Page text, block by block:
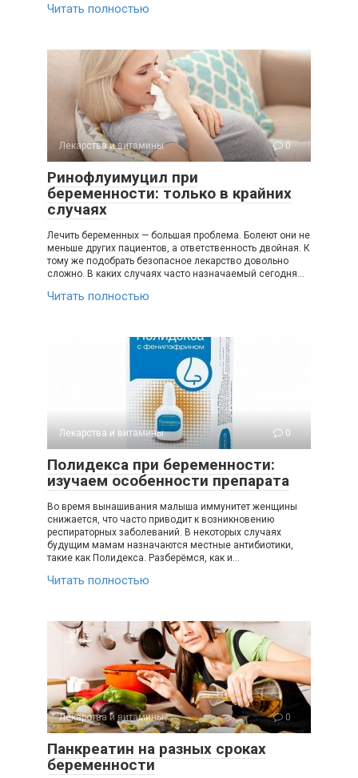
Читать полностью
Лекарства и витамины 0
Ринофлуимуцил при
беременности: только в крайних
случаях
Лечить беременных — большая проблема. Болеют они не
меньше других пациентов, а ответственность двойная. К
тому же подобрать безопасное лекарство довольно
сложно. В каких случаях часто назначаемый сегодня…
Читать полностью
Лекарства и витамины 0
Полидекса при беременности:
изучаем особенности препарата
Во время вынашивания малыша иммунитет женщины
снижается, что часто приводит к возникновению
респираторных заболеваний. В некоторых случаях
будущим мамам назначаются местные антибиотики,
такие как Полидекса. Разберёмся, как и…
Читать полностью
Лекарства и витамины 0
Панкреатин на разных сроках
беременности